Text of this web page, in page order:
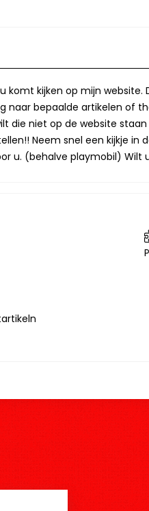
komt kijken op mijn
naar bepaalde artikelen of
die niet op de website
Neem snel een kijkje
u. (behalve playmobil)